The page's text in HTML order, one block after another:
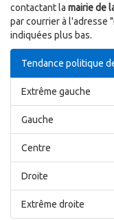
contactant la mairie de
par courrier à l'adresse
indiquées plus bas.
Tendance politique
Extrême gauche
Gauche
Centre
Droite
Extrême droite